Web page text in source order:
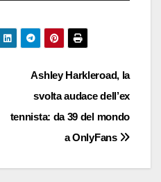
Ashley Harkleroad, la
svolta audace dell’ex
tennista: da 39 del mondo
a OnlyFans